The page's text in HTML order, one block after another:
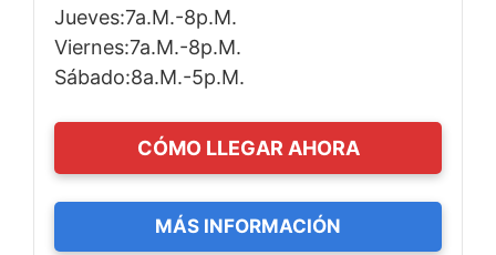
Jueves:7a.m.-8p.m.
Viernes:7a.m.-8p.m.
Sábado:8a.m.-5p.m.
CÓMO LLEGAR AHORA
MÁS INFORMACIÓN